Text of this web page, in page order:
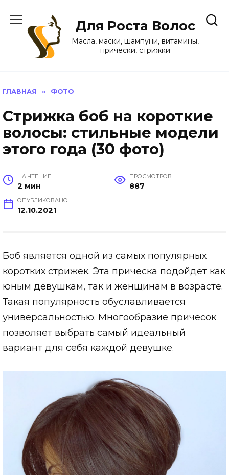
содержанию
Для Роста Волос
Масла, маски, шампуни, витамины,
прически, стрижки
ГЛАВНАЯ » ФОТО
Cтрижка боб на короткие
волосы: стильные модели
этого года (30 фото)
НА ЧТЕНИЕ
2 мин
ПРОСМОТРОВ
887
ОПУБЛИКОВАНО
12.10.2021
Боб является одной из самых популярных
коротких стрижек. Эта прическа подойдет как
юным девушкам, так и женщинам в возрасте.
Такая популярность обуславливается
универсальностью. Многообразие причесок
позволяет выбрать самый идеальный
вариант для себя каждой девушке.